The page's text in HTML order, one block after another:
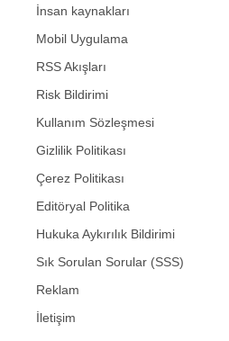
İnsan kaynakları
Mobil Uygulama
RSS Akışları
Risk Bildirimi
Kullanım Sözleşmesi
Gizlilik Politikası
Çerez Politikası
Editöryal Politika
Hukuka Aykırılık Bildirimi
Sık Sorulan Sorular (SSS)
Reklam
İletişim